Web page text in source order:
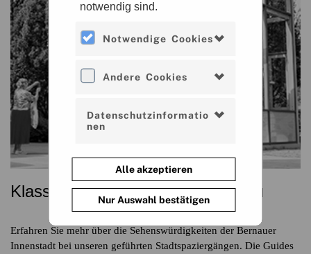
notwendig sind.
Notwendige Cookies
Andere Cookies
Datenschutzinformatio
nen
Alle akzeptieren
Nur Auswahl bestätigen
Klassische Stadtführungen Bernau
Erfahren Sie mehr über die Sehenswürdigkeiten der Bernauer
Innenstadt bei unseren geführten Stadtspaziergängen. Die Guides